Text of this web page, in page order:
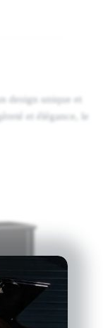
design unique et
et élégance, le